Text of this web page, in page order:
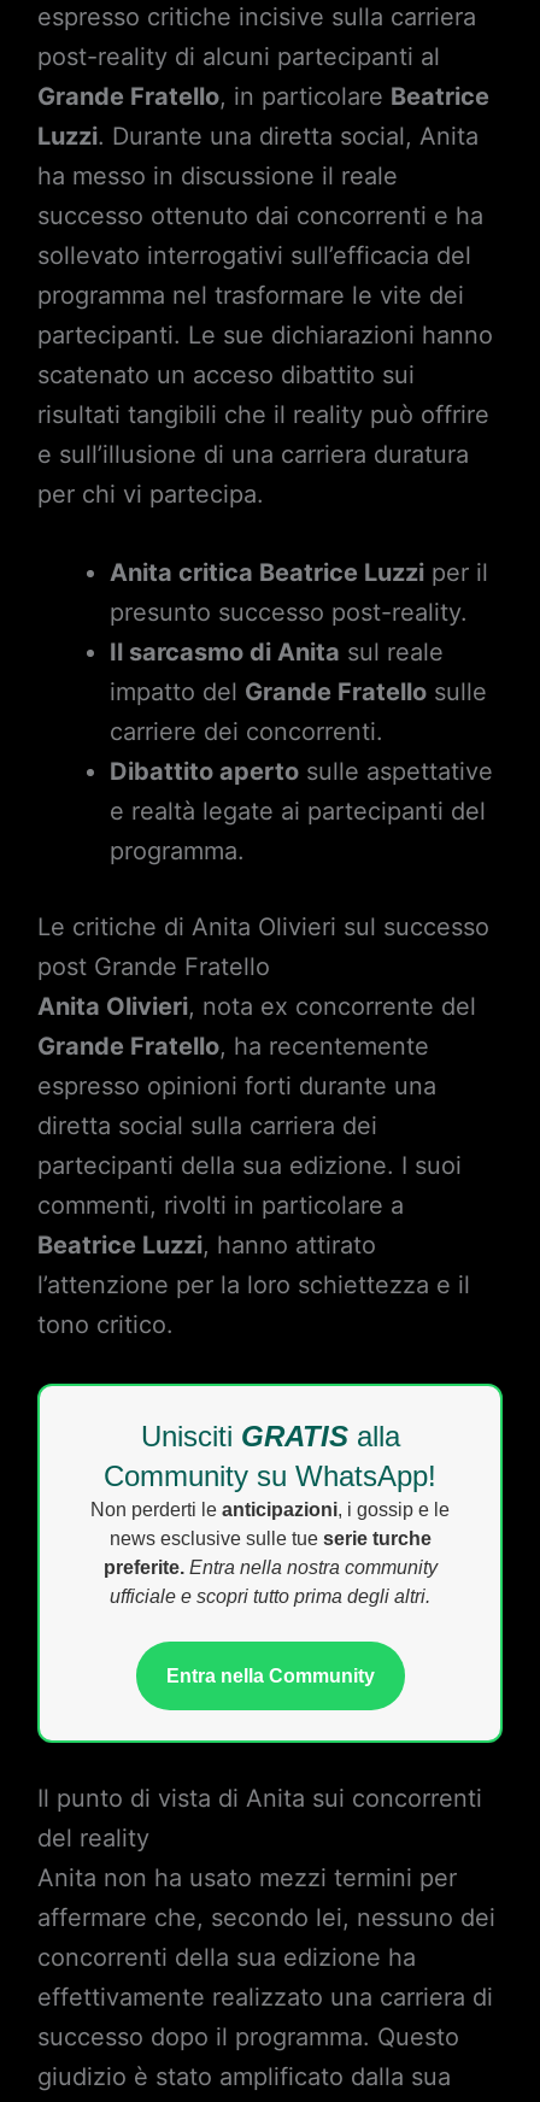
espresso critiche incisive sulla carriera
post-reality di alcuni partecipanti al
Grande Fratello, in particolare Beatrice
Luzzi. Durante una diretta social, Anita
ha messo in discussione il reale
successo ottenuto dai concorrenti e ha
sollevato interrogativi sull’efficacia del
programma nel trasformare le vite dei
partecipanti. Le sue dichiarazioni hanno
scatenato un acceso dibattito sui
risultati tangibili che il reality può offrire
e sull’illusione di una carriera duratura
per chi vi partecipa.
Anita critica Beatrice Luzziper il
presunto successo post-reality.
Il sarcasmo di Anita sul reale
impatto del Grande Fratellosulle
carriere dei concorrenti.
Dibattito apertosulle aspettative
e realtà legate ai partecipanti del
programma.
Le critiche di Anita Olivieri sul successo
post Grande Fratello
Anita Olivieri, nota ex concorrente del
Grande Fratello, ha recentemente
espresso opinioni forti durante una
diretta social sulla carriera dei
partecipanti della sua edizione. I suoi
commenti, rivolti in particolare a
Beatrice Luzzi, hanno attirato
l’attenzione per la loro schiettezza e il
tono critico.
Unisciti GRATISalla
Community su WhatsApp!
Non perderti le anticipazioni, i gossip e le
news esclusive sulle tue serie turche
preferite. Entra nella nostra community
ufficiale e scopri tutto prima degli altri.
Entra nella Community
Il punto di vista di Anita sui concorrenti
del reality
Anita non ha usato mezzi termini per
affermare che, secondo lei, nessuno dei
concorrenti della sua edizione ha
effettivamente realizzato una carriera di
successo dopo il programma. Questo
giudizio è stato amplificato dalla sua